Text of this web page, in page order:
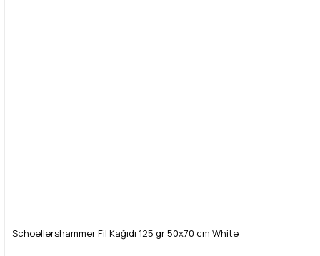
Schoellershammer Fil Kağıdı 125 gr 50x70 cm White